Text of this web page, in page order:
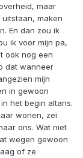
maar
maken
En dan zou ik
ik voor mijn pa,
ook nog een
dat wanneer
mijn
in gewoon
het begin altans.
wonen, zei
ons. Wat niet
wegen gewoon
of ze